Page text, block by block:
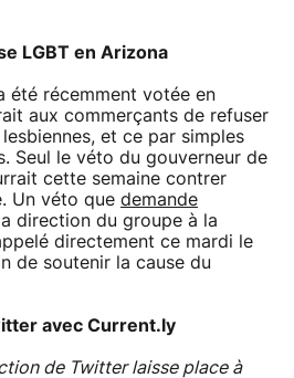
LGBT en Arizona
été récemment votée en
aux commerçants de refuser
et ce par simples
Seul le véto du gouverneur de
cette semaine contrer
Un véto que demande
direction du groupe à la
directement ce mardi le
de soutenir la cause du
avec Current.ly
de Twitter laisse place à